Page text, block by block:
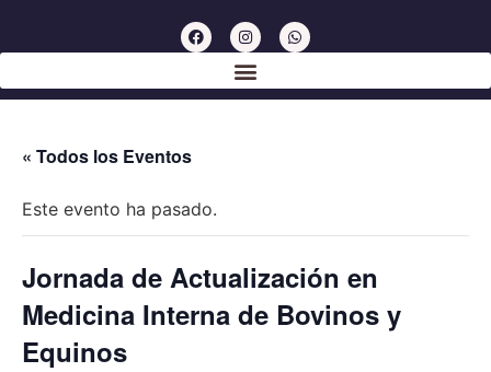
« Todos los Eventos
Este evento ha pasado.
Jornada de Actualización en
Medicina Interna de Bovinos y
Equinos